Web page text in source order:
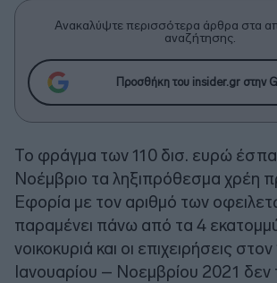
Ανακαλύψτε περισσότερα άρθρα στα
αναζήτησης.
Προσθήκη του insider.gr στην
Το φράγμα των 110 δισ. ευρώ
Νοέμβριο τα ληξιπρόθεσμα χρέη
Εφορία με τον αριθμό των
παραμένει πάνω από τα 4
νοικοκυριά και οι επιχειρήσεις
Ιανουαρίου – Νοεμβρίου 2021